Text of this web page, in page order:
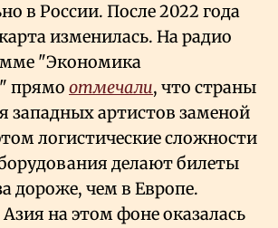
в России. После 2022 года
изменилась. На радио
"Экономика
прямо отмечали, что страны
западных артистов заменой
логистические сложности
делают билеты
дороже, чем в Европе.
на этом фоне оказалась